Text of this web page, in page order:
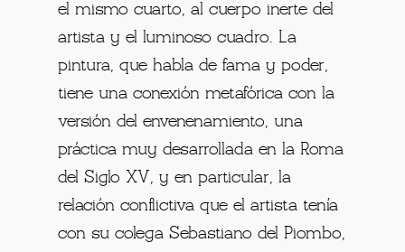
el mismo cuarto, al cuerpo inerte del
artista y el luminoso cuadro. La
pintura, que habla de fama y poder,
tiene una conexión metafórica con la
versión del envenenamiento, una
práctica muy desarrollada en la Roma
del Siglo XV, y en particular, la
relación conflictiva que el artista tenía
con su colega Sebastiano del Piombo,